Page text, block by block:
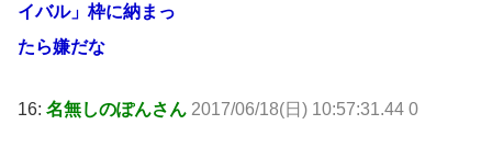
イバル」枠に納まっ
たら嫌だな
16: 名無しのぽんさん 2017/06/18(日) 10:57:31.44 0